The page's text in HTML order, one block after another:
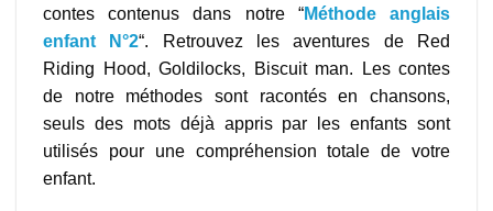
contes contenus dans notre “Méthode anglais
enfant N°2“. Retrouvez les aventures de Red
Riding Hood, Goldilocks, Biscuit man. Les contes
de notre méthodes sont racontés en chansons,
seuls des mots déjà appris par les enfants sont
utilisés pour une compréhension totale de votre
enfant.